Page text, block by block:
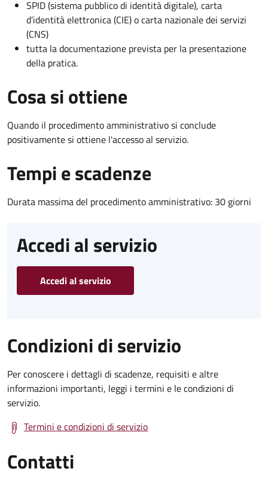
SPID (sistema pubblico di identità digitale), carta
d’identità elettronica (CIE) o carta nazionale dei servizi
(CNS)
tutta la documentazione prevista per la presentazione
della pratica.
Cosa si ottiene
Quando il procedimento amministrativo si conclude
positivamente si ottiene l'accesso al servizio.
Tempi e scadenze
Durata massima del procedimento amministrativo: 30 giorni
Accedi al servizio
Accedi al servizio
Condizioni di servizio
Per conoscere i dettagli di scadenze, requisiti e altre
informazioni importanti, leggi i termini e le condizioni di
servizio.
Termini e condizioni di servizio
Contatti